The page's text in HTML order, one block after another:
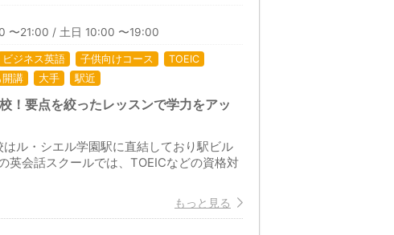
〜21:00 / 土日 10:00 〜19:00
ビジネス英語 子供向けコース
TOEIC
開講 大手 駅近
！要点を絞ったレッスンで学力をアッ
ル・シエル学園駅に直結しており駅ビル
英会話スクールでは、TOEICなどの資格対
もっと見る